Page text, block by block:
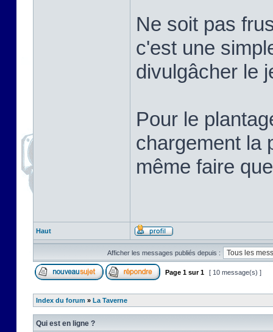
Ne soit pas
c'est une
divulgâcher le
Pour le
chargement la
même faire
Haut
Afficher les messages publiés depuis :
Page 1 sur1 [ 10 message(s) ]
Index du forum » La Taverne
Qui est en ligne ?